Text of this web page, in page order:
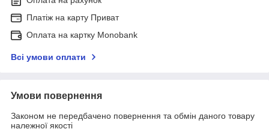
Платіж на карту Приват
Оплата на картку Monobank
Всі умови оплати
Умови повернення
Законом не передбачено повернення та обмін даного товару
належної якості